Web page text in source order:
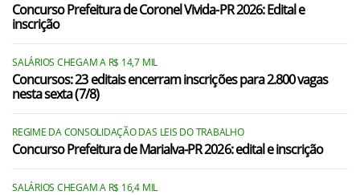
Concurso Prefeitura de Coronel Vivida-PR 2026: Edital e
inscrição
SALÁRIOS CHEGAM A R$ 14,7 MIL
Concursos: 23 editais encerram inscrições para 2.800 vagas
nesta sexta (7/8)
REGIME DA CONSOLIDAÇÃO DAS LEIS DO TRABALHO
Concurso Prefeitura de Marialva-PR 2026: edital e inscrição
SALÁRIOS CHEGAM A R$ 16,4 MIL